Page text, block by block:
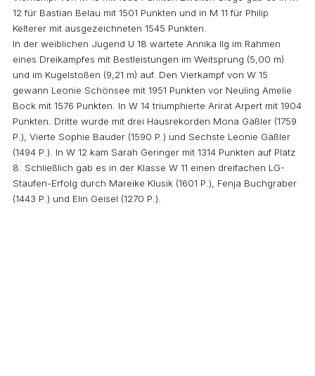
12 für Bastian Belau mit 1501 Punkten und in M 11 für Philip
Kelterer mit ausgezeichneten 1545 Punkten.
In der weiblichen Jugend U 18 wartete Annika Ilg im Rahmen
eines Dreikampfes mit Bestleistungen im Weitsprung (5,00 m)
und im Kugelstoßen (9,21 m) auf. Den Vierkampf von W 15
gewann Leonie Schönsee mit 1951 Punkten vor Neuling Amelie
Bock mit 1576 Punkten. In W 14 triumphierte Arirat Arpert mit 1904
Punkten. Dritte wurde mit drei Hausrekorden Mona Gäßler (1759
P.), Vierte Sophie Bauder (1590 P.) und Sechste Leonie Gäßler
(1494 P.). In W 12 kam Sarah Geringer mit 1314 Punkten auf Platz
8. Schließlich gab es in der Klasse W 11 einen dreifachen LG-
Staufen-Erfolg durch Mareike Klusik (1601 P.), Fenja Buchgraber
(1443 P.) und Elin Geisel (1270 P.).